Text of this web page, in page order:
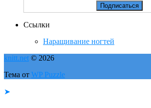
Ссылки
Наращивание ногтей
knitt.net © 2026
Тема от WP Puzzle
➤